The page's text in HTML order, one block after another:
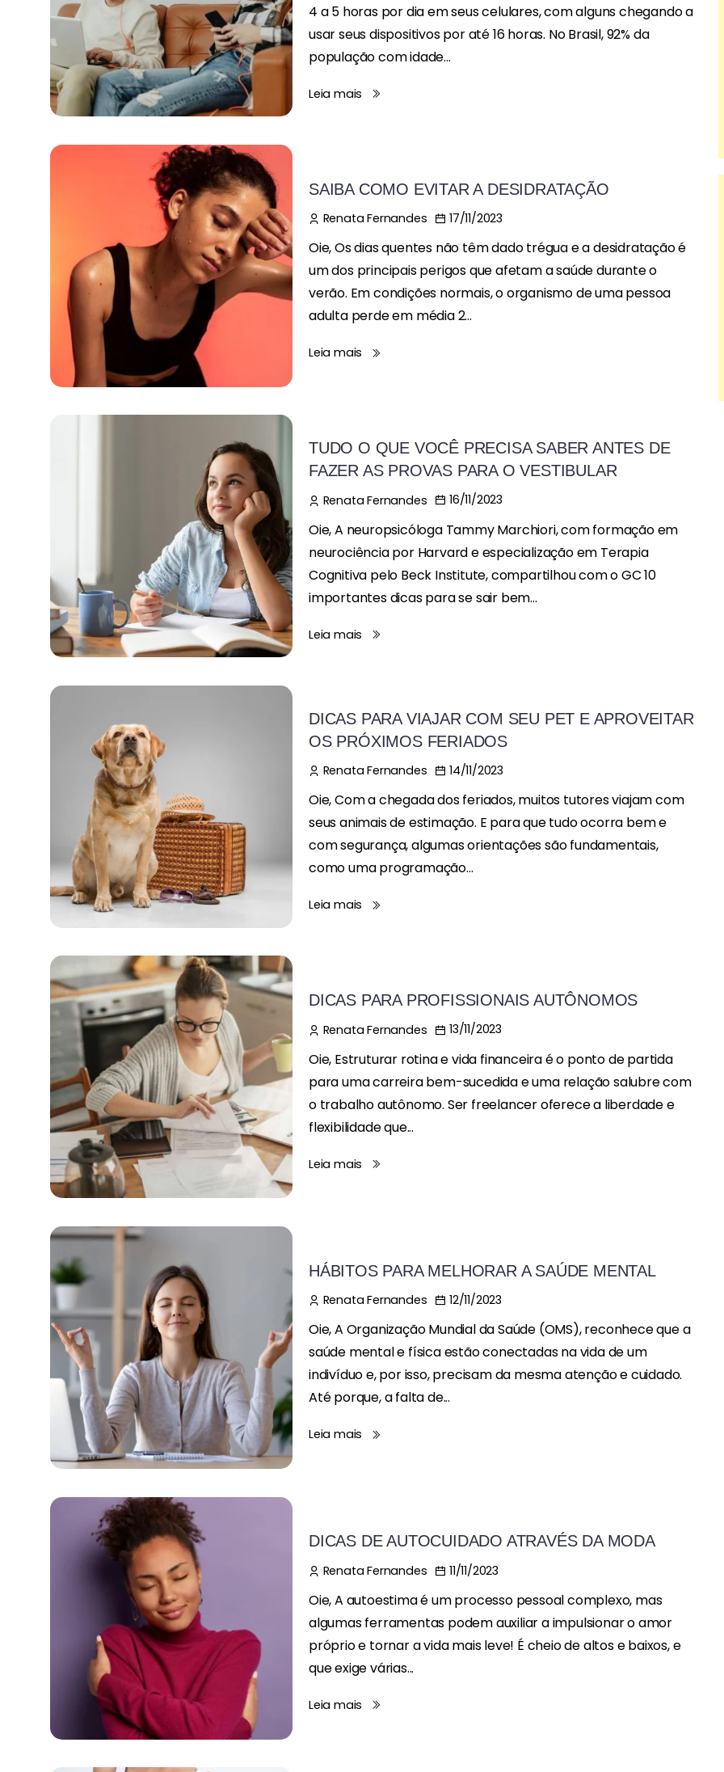
4 a 5 horas por dia em seus celulares, com alguns chegando a
usar seus dispositivos por até 16 horas. No Brasil, 92% da
população com idade...
Leia mais
SAIBA COMO EVITAR A DESIDRATAÇÃO
Renata Fernandes 17/11/2023
Oie, Os dias quentes não têm dado trégua e a desidratação é
um dos principais perigos que afetam a saúde durante o
verão. Em condições normais, o organismo de uma pessoa
adulta perde em média 2...
Leia mais
TUDO O QUE VOCÊ PRECISA SABER ANTES DE
FAZER AS PROVAS PARA O VESTIBULAR
Renata Fernandes 16/11/2023
Oie, A neuropsicóloga Tammy Marchiori, com formação em
neurociência por Harvard e especialização em Terapia
Cognitiva pelo Beck Institute, compartilhou com o GC 10
importantes dicas para se sair bem...
Leia mais
DICAS PARA VIAJAR COM SEU PET E APROVEITAR
OS PRÓXIMOS FERIADOS
Renata Fernandes 14/11/2023
Oie, Com a chegada dos feriados, muitos tutores viajam com
seus animais de estimação. E para que tudo ocorra bem e
com segurança, algumas orientações são fundamentais,
como uma programação...
Leia mais
DICAS PARA PROFISSIONAIS AUTÔNOMOS
Renata Fernandes 13/11/2023
Oie, Estruturar rotina e vida financeira é o ponto de partida
para uma carreira bem-sucedida e uma relação salubre com
o trabalho autônomo. Ser freelancer oferece a liberdade e
flexibilidade que...
Leia mais
HÁBITOS PARA MELHORAR A SAÚDE MENTAL
Renata Fernandes 12/11/2023
Oie, A Organização Mundial da Saúde (OMS), reconhece que a
saúde mental e física estão conectadas na vida de um
indivíduo e, por isso, precisam da mesma atenção e cuidado.
Até porque, a falta de...
Leia mais
DICAS DE AUTOCUIDADO ATRAVÉS DA MODA
Renata Fernandes 11/11/2023
Oie, A autoestima é um processo pessoal complexo, mas
algumas ferramentas podem auxiliar a impulsionar o amor
próprio e tornar a vida mais leve! É cheio de altos e baixos, e
que exige várias...
Leia mais